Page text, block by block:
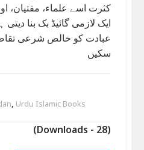
کثرت اسے علماء، مفتیان،
ایک لازمی گائیڈ بک بنا
عبادت کو خالص شرعی
سکیں
, Urdu Islamic Books
(Downloads - 28)